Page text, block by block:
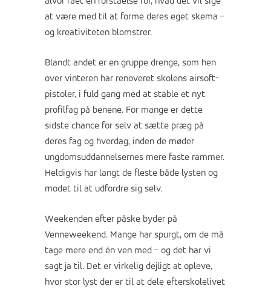
at være med til at forme deres eget skema –
og kreativiteten blomstrer.
Blandt andet er en gruppe drenge, som hen
over vinteren har renoveret skolens airsoft-
pistoler, i fuld gang med at stable et nyt
profilfag på benene. For mange er dette
sidste chance for selv at sætte præg på
deres fag og hverdag, inden de møder
ungdomsuddannelsernes mere faste rammer.
Heldigvis har langt de fleste både lysten og
modet til at udfordre sig selv.
Weekenden efter påske byder på
Venneweekend. Mange har spurgt, om de må
tage mere end én ven med – og det har vi
sagt ja til. Det er virkelig dejligt at opleve,
hvor stor lyst der er til at dele efterskolelivet